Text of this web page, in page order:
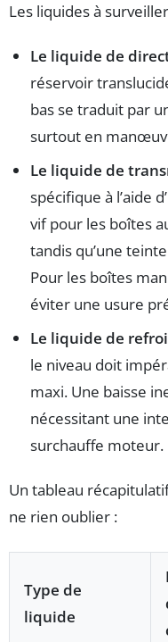
Les liquides à
Le liquide de
réservoir
bas se traduit par
surtout en
Le liquide de
spécifique à l’aide
vif pour les boîtes
tandis qu’une
Pour les boîtes
éviter une usure
Le liquide de
le niveau doit
maxi. Une baisse
nécessitant une
surchauffe moteur.
Un tableau
ne rien oublier :
Type de
liquide